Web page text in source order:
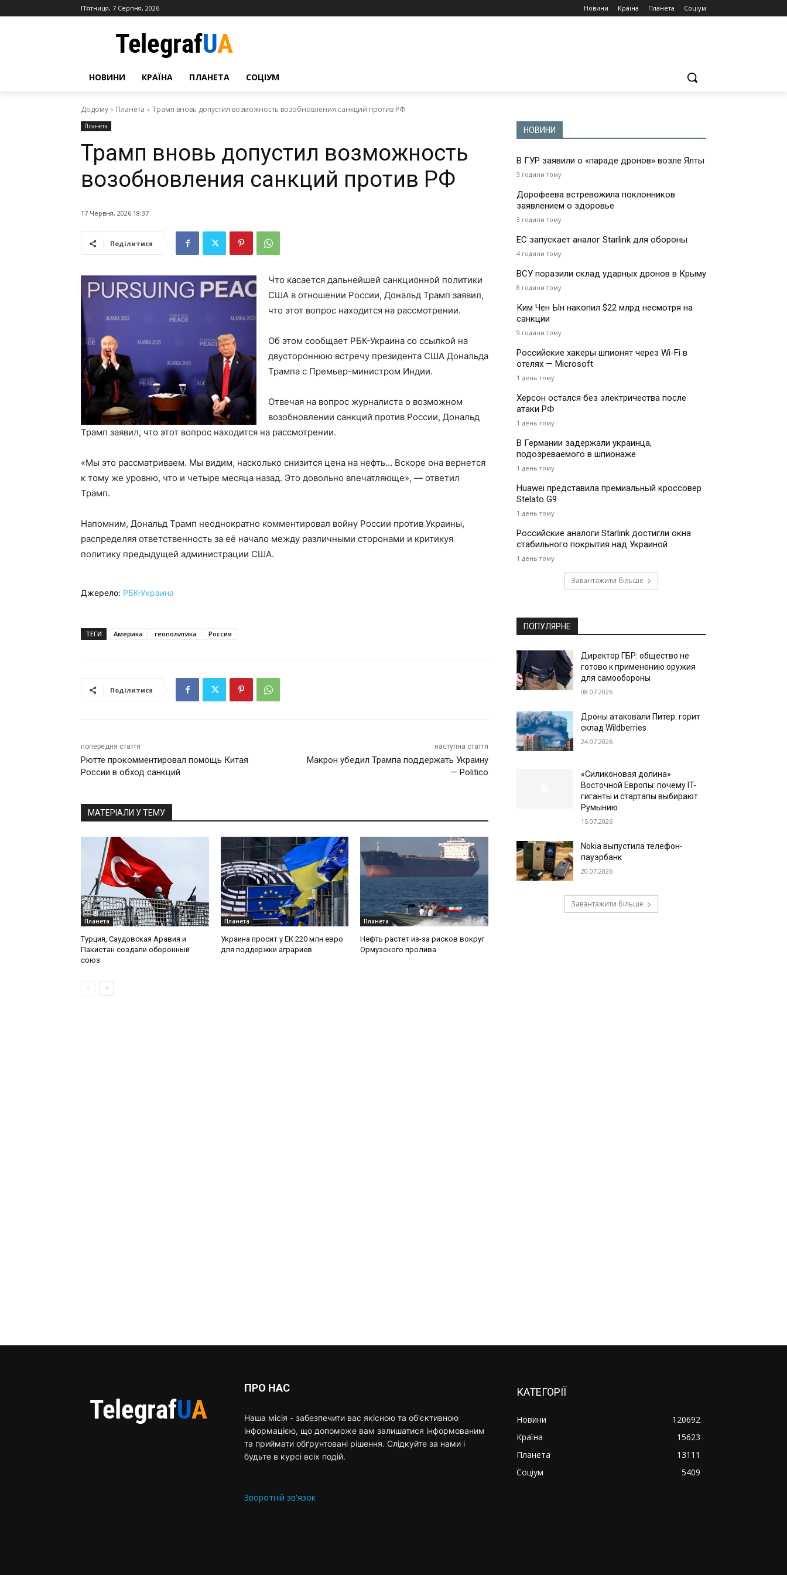
П’ятниця, 7 Серпня, 2026 Новини Країна Планета Соціум
НОВИНИ КРАЇНА ПЛАНЕТА СОЦІУМ
Додому Планета Трамп вновь допустил возможность возобновления санкций против РФ
Планета
Трамп вновь допустил возможность
возобновления санкций против РФ
17 Червня, 2026 18:37
Поділитися
Что касается дальнейшей санкционной политики
США в отношении России, Дональд Трамп заявил,
что этот вопрос находится на рассмотрении.
Об этом сообщает РБК-Украина со ссылкой на
двустороннюю встречу президента США Дональда
Трампа с Премьер-министром Индии.
Отвечая на вопрос журналиста о возможном
возобновлении санкций против России, Дональд
Трамп заявил, что этот вопрос находится на рассмотрении.
«Мы это рассматриваем. Мы видим, насколько снизится цена на нефть… Вскоре она вернется
к тому же уровню, что и четыре месяца назад. Это довольно впечатляюще», — ответил
Трамп.
Напомним, Дональд Трамп неоднократно комментировал войну России против Украины,
распределяя ответственность за её начало между различными сторонами и критикуя
политику предыдущей администрации США.
Джерело: РБК-Украина
ТЕГИ Америка геополитика Россия
Поділитися
попередня стаття
Рютте прокомментировал помощь Китая
России в обход санкций
наступна стаття
Макрон убедил Трампа поддержать Украину
— Politico
МАТЕРІАЛИ У ТЕМУ
Планета
Турция, Саудовская Аравия и
Пакистан создали оборонный
союз
Планета
Украина просит у ЕК 220 млн евро
для поддержки аграриев
Планета
Нефть растет из-за рисков вокруг
Ормузского пролива
НОВИНИ
В ГУР заявили о «параде дронов» возле Ялты
3 години тому
Дорофеева встревожила поклонников
заявлением о здоровье
3 години тому
ЕС запускает аналог Starlink для обороны
4 години тому
ВСУ поразили склад ударных дронов в Крыму
8 години тому
Ким Чен Ын накопил $22 млрд несмотря на
санкции
9 години тому
Российские хакеры шпионят через Wi-Fi в
отелях — Microsoft
1 день тому
Херсон остался без электричества после
атаки РФ
1 день тому
В Германии задержали украинца,
подозреваемого в шпионаже
1 день тому
Huawei представила премиальный кроссовер
Stelato G9
1 день тому
Российские аналоги Starlink достигли окна
стабильного покрытия над Украиной
1 день тому
Завантажити більше
ПОПУЛЯРНЕ
Директор ГБР: общество не
готово к применению оружия
для самообороны
08.07.2026
Дроны атаковали Питер: горит
склад Wildberries
24.07.2026
«Силиконовая долина»
Восточной Европы: почему IT-
гиганты и стартапы выбирают
Румынию
15.07.2026
Nokia выпустила телефон-
пауэрбанк
20.07.2026
Завантажити більше
ПРО НАС
Наша місія - забезпечити вас якісною та об'єктивною
інформацією, що допоможе вам залишатися інформованим
та приймати обґрунтовані рішення. Слідкуйте за нами і
будьте в курсі всіх подій.
Зворотній зв'язок
КАТЕГОРІЇ
Новини
120692
Країна
15623
Планета
13111
Соціум
5409